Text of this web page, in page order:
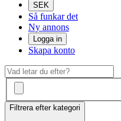
SEK
Så funkar det
Ny annons
Logga in
Skapa konto
Filtrera efter kategori